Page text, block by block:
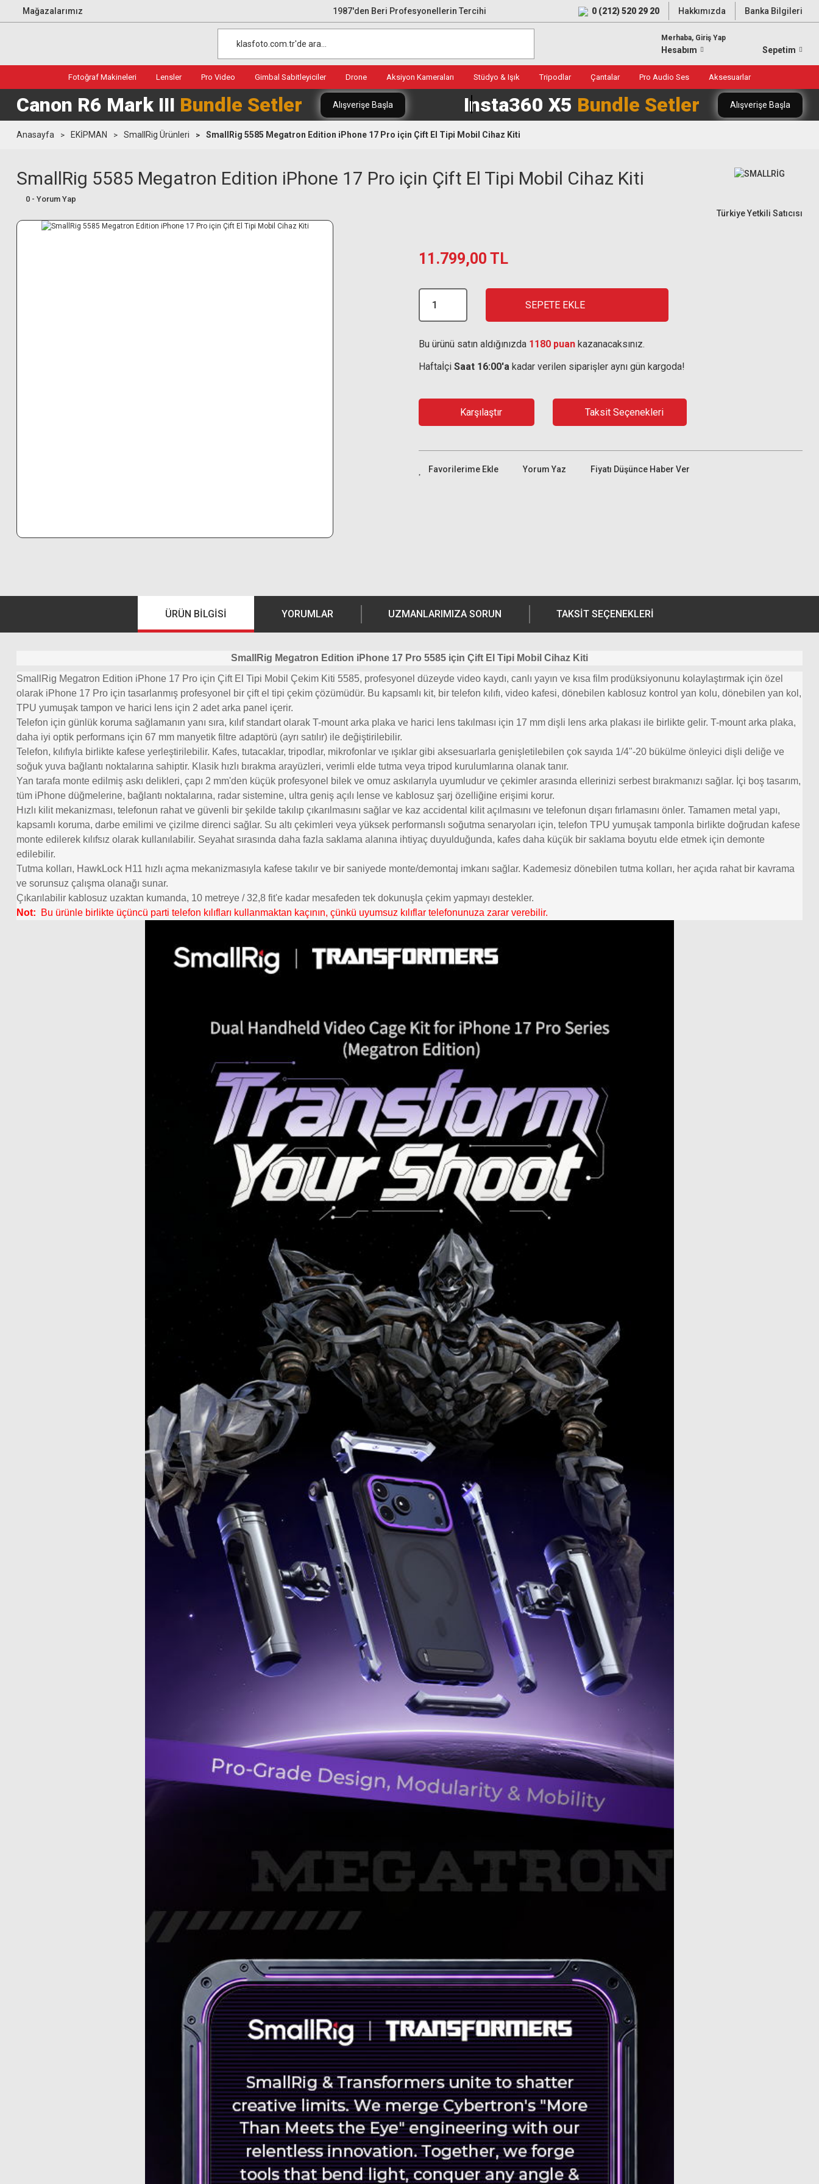
Mağazalarımız 1987'den Beri Profesyonellerin Tercihi 0 (212) 520 29 20 Hakkımızda Banka Bilgileri
Merhaba, Giriş Yap
Hesabım Sepetim
Fotoğraf Makineleri Lensler Pro Video Gimbal Sabitleyiciler Drone Aksiyon Kameraları Stüdyo & Işık Tripodlar Çantalar Pro Audio Ses Aksesuarlar
Canon R6 Mark III Bundle Setler Alışverişe Başla Insta360 X5 Bundle Setler Alışverişe Başla
Anasayfa EKİPMAN SmallRig Ürünleri SmallRig 5585 Megatron Edition iPhone 17 Pro için Çift El Tipi Mobil Cihaz Kiti
SmallRig 5585 Megatron Edition iPhone 17 Pro için Çift El Tipi Mobil Cihaz Kiti
0 - Yorum Yap
Türkiye Yetkili Satıcısı
11.799,00 TL
SEPETE EKLE
Bu ürünü satın aldığınızda 1180 puan kazanacaksınız.
Haftaİçi Saat 16:00'a kadar verilen siparişler aynı gün kargoda!
Karşılaştır Taksit Seçenekleri
Yorum Yaz Fiyatı Düşünce Haber Ver
ÜRÜN BILGISI YORUMLAR UZMANLARIMIZA SORUN TAKSIT SEÇENEKLERI
SmallRig Megatron Edition iPhone 17 Pro 5585 için Çift El Tipi Mobil Cihaz Kiti
SmallRig Megatron Edition iPhone 17 Pro için Çift El Tipi Mobil Çekim Kiti 5585, profesyonel düzeyde video kaydı, canlı yayın ve kısa film prodüksiyonunu kolaylaştırmak için özel
olarak iPhone 17 Pro için tasarlanmış profesyonel bir çift el tipi çekim çözümüdür. Bu kapsamlı kit, bir telefon kılıfı, video kafesi, dönebilen kablosuz kontrol yan kolu, dönebilen yan kol,
TPU yumuşak tampon ve harici lens için 2 adet arka panel içerir.
Telefon için günlük koruma sağlamanın yanı sıra, kılıf standart olarak T-mount arka plaka ve harici lens takılması için 17 mm dişli lens arka plakası ile birlikte gelir. T-mount arka plaka,
daha iyi optik performans için 67 mm manyetik filtre adaptörü (ayrı satılır) ile değiştirilebilir.
Telefon, kılıfıyla birlikte kafese yerleştirilebilir. Kafes, tutacaklar, tripodlar, mikrofonlar ve ışıklar gibi aksesuarlarla genişletilebilen çok sayıda 1/4"-20 bükülme önleyici dişli deliğe ve
soğuk yuva bağlantı noktalarına sahiptir. Klasik hızlı bırakma arayüzleri, verimli elde tutma veya tripod kurulumlarına olanak tanır.
Yan tarafa monte edilmiş askı delikleri, çapı 2 mm'den küçük profesyonel bilek ve omuz askılarıyla uyumludur ve çekimler arasında ellerinizi serbest bırakmanızı sağlar. İçi boş tasarım,
tüm iPhone düğmelerine, bağlantı noktalarına, radar sistemine, ultra geniş açılı lense ve kablosuz şarj özelliğine erişimi korur.
Hızlı kilit mekanizması, telefonun rahat ve güvenli bir şekilde takılıp çıkarılmasını sağlar ve kaz accidental kilit açılmasını ve telefonun dışarı fırlamasını önler. Tamamen metal yapı,
kapsamlı koruma, darbe emilimi ve çizilme direnci sağlar. Su altı çekimleri veya yüksek performanslı soğutma senaryoları için, telefon TPU yumuşak tamponla birlikte doğrudan kafese
monte edilerek kılıfsız olarak kullanılabilir. Seyahat sırasında daha fazla saklama alanına ihtiyaç duyulduğunda, kafes daha küçük bir saklama boyutu elde etmek için demonte
edilebilir.
Tutma kolları, HawkLock H11 hızlı açma mekanizmasıyla kafese takılır ve bir saniyede monte/demontaj imkanı sağlar. Kademesiz dönebilen tutma kolları, her açıda rahat bir kavrama
ve sorunsuz çalışma olanağı sunar.
Çıkarılabilir kablosuz uzaktan kumanda, 10 metreye / 32,8 fit'e kadar mesafeden tek dokunuşla çekim yapmayı destekler.
Not: Bu ürünle birlikte üçüncü parti telefon kılıfları kullanmaktan kaçının, çünkü uyumsuz kılıflar telefonunuza zarar verebilir.